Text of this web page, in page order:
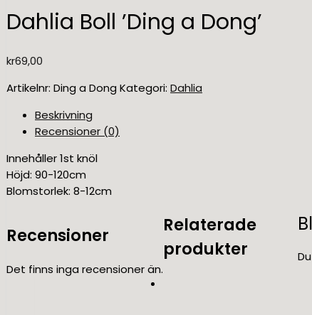
Dahlia Boll ’Ding a Dong’
kr69,00
Artikelnr: Ding a Dong Kategori: Dahlia
Beskrivning
Recensioner (0)
Innehåller 1st knöl
Höjd: 90-120cm
Blomstorlek: 8-12cm
Recensioner
Det finns inga recensioner än.
Relaterade
produkter